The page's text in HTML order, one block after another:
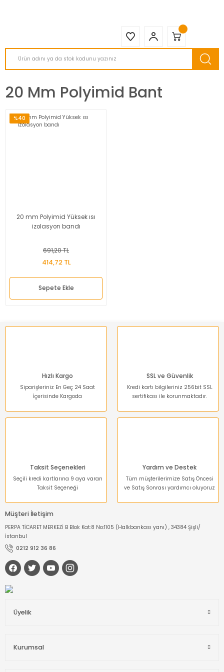
20 Mm Polyimid Bant
%40
20 mm Polyimid Yüksek ısı
izolasyon bandı
691,20 TL
414,72 TL
Sepete Ekle
Hızlı Kargo
Siparişleriniz En Geç 24 Saat
İçerisinde Kargoda
SSL ve Güvenlik
Kredi kartı bilgileriniz 256bit SSL
sertifikası ile korunmaktadır.
Taksit Seçenekleri
Seçili kredi kartlarına 9 aya varan
Taksit Seçeneği
Yardım ve Destek
Tüm müşterilerimize Satış Öncesi
ve Satış Sonrası yardımcı oluyoruz
Müşteri İletişim
PERPA TİCARET MERKEZİ B Blok Kat:8 No:1105 (Halkbankası yanı) , 34384 Şişli/
İstanbul
0212 912 36 86
Üyelik
Kurumsal